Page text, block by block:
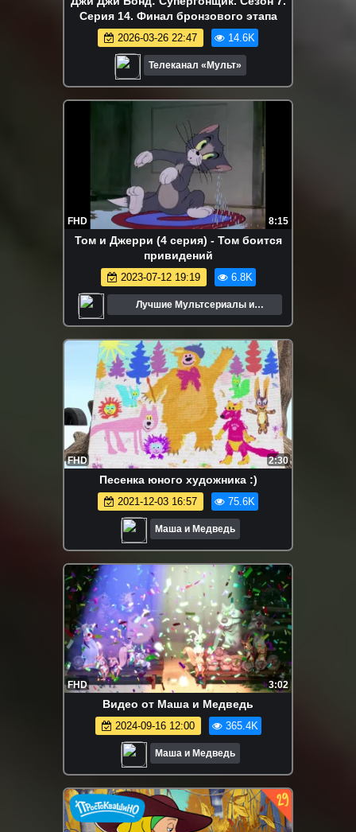
Серия 14. Финал бронзового этапа
2026-03-26 22:47 14.6K
Телеканал «Мульт»
FHD 8:15
Том и Джерри (4 серия) - Том боится
привидений
2023-07-12 19:19 6.8K
Лучшие Мультсериалы и
Мультфильмы
FHD 2:30
Песенка юного художника :)
2021-12-03 16:57 75.6K
Маша и Медведь
FHD 3:02
Видео от Маша и Медведь
2024-09-16 12:00 365.4K
Маша и Медведь